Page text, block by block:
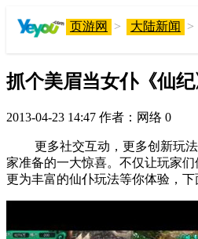
页游网 > 大陆新闻 >
抓个美眉当女仆《仙
2013-04-23 14:47 作者：网络 0
更多社交互动，更多创新玩法
家准备的一大惊喜。不仅让玩家
更为丰富的仙仆玩法等你体验，下